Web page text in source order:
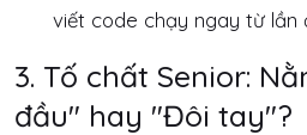
viết code chạy ngay từ lần
3. Tố chất Senior:
đầu" hay "Đôi tay"?